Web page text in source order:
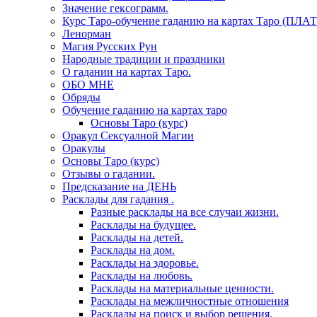
Значение гексограмм.
Курс Таро-обучение гаданию на картах Таро
Ленорман
Магия Русских Рун
Народные традиции и праздники
О гадании на картах Таро.
ОБО МНЕ
Обряды
Обучение гаданию на картах таро
Основы Таро (курс)
Оракул Сексуалной Магии
Оракулы
Основы Таро (курс)
Отзывы о гадании.
Предсказание на ДЕНЬ
Расклады для гадания .
Разные расклады на все случаи жизни.
Расклады на будущее.
Расклады на детей.
Расклады на дом.
Расклады на здоровье.
Расклады на любовь.
Расклады на материальные ценности.
Расклады на межличностные отношения
Расклады на поиск и выбор решения.